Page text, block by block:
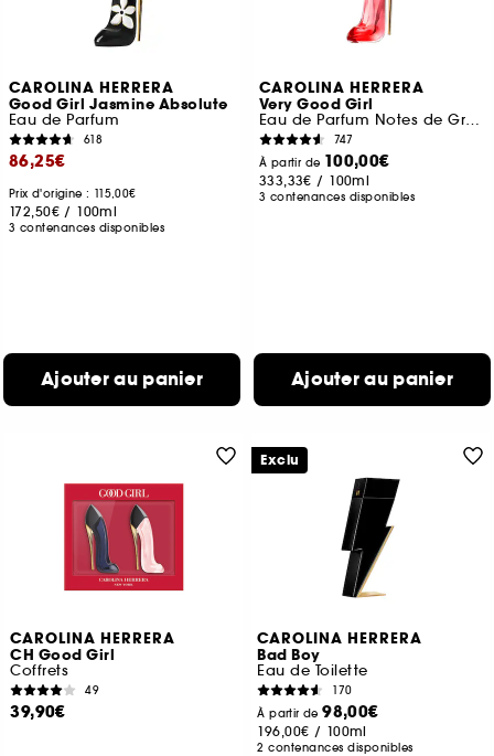
CAROLINA HERRERA
Good Girl Jasmine Absolute
Eau de Parfum
618
86,25€
Prix d'origine : 115,00€
172,50€ / 100ml
3 contenances disponibles
Ajouter au panier
CAROLINA HERRERA
Very Good Girl
Eau de Parfum Notes de Groseille, Litchi & Rose
747
À partir de 100,00€
333,33€ / 100ml
3 contenances disponibles
Ajouter au panier
CAROLINA HERRERA
CH Good Girl
Coffrets
49
39,90€
CAROLINA HERRERA
Bad Boy
Eau de Toilette
170
À partir de98,00€
196,00€ / 100ml
2 contenances disponibles
Exclu